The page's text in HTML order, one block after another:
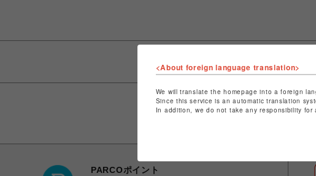
PARCOポイント
<About foreign language translation>
We will translate the homepage into a foreign
Since this service is an automatic translation
In addition, we do not take any responsibility